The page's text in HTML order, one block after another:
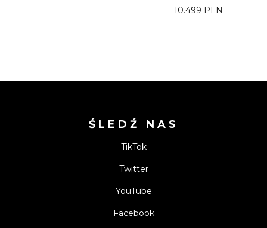
10.499 PLN
ŚLEDŹ NAS
TikTok
Twitter
YouTube
Facebook